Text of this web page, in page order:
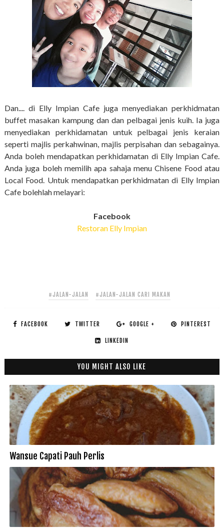
Dan.... di Elly Impian Cafe juga menyediakan perkhidmatan
buffet masakan kampung dan dan pelbagai jenis kuih. Ia juga
menyediakan perkhidamatan untuk pelbagai jenis keraian
seperti majlis perkahwinan, majlis perpisahan dan sebagainya.
Anda boleh mendapatkan perkhidamatan di Elly Impian Cafe.
Anda juga boleh memilih apa sahaja menu Chisene Food atau
Local Food. Untuk mendapatkan perkhidmatan di Elly Impian
Cafe bolehlah melayari:
Facebook
Restoran Elly Impian
#JALAN-JALAN #JALAN-JALAN CARI MAKAN
FACEBOOK TWITTER GOOGLE + PINTEREST
LINKEDIN
YOU MIGHT ALSO LIKE
Wansue Capati Pauh Perlis